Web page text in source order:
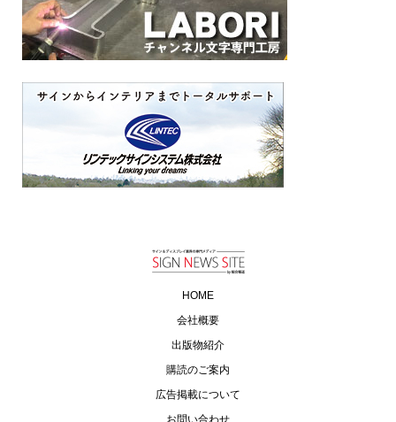
HOME
会社概要
出版物紹介
購読のご案内
広告掲載について